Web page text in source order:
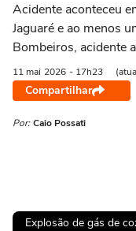
Acidente aconteceu
Jaguaré e ao menos
Bombeiros, acidente
11 mai 2026 - 17h23
Compartilhar
Por: Caio Possati
Explosão de gás de